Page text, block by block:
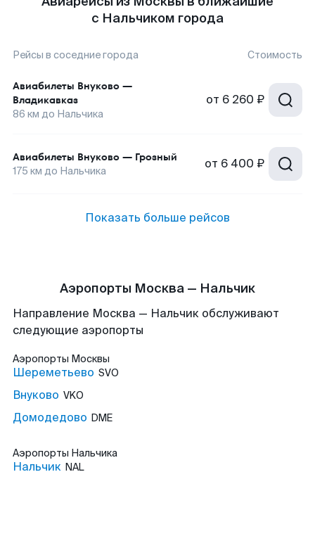
с Нальчиком города
Рейсы в соседние города Стоимость
Авиабилеты Внуково —
Владикавказ
86 км до Нальчика
от 6 260 ₽
Авиабилеты Внуково — Грозный
175 км до Нальчика от 6 400 ₽
Показать больше рейсов
Аэропорты Москва — Нальчик
Направление Москва — Нальчик обслуживают
следующие аэропорты
Аэропорты Москвы
Шереметьево SVO
Внуково VKO
Домодедово DME
Аэропорты Нальчика
Нальчик NAL